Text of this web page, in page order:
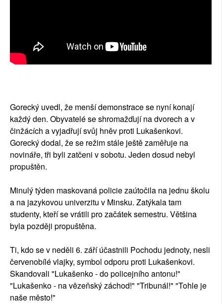
Gorecký uvedl, že menší demonstrace se nyní konají
každý den. Obyvatelé se shromažďují na dvorech a v
činžácích a vyjadřují svůj hněv proti Lukašenkovi.
Gorecký dodal, že se režim stále ještě zaměřuje na
novináře, tři byli zatčeni v sobotu. Jeden dosud nebyl
propuštěn.
Minulý týden maskovaná policie zaútočila na jednu školu
a na jazykovou univerzitu v Minsku. Zatýkala tam
studenty, kteří se vrátili pro začátek semestru. Většina
byla později propuštěna.
Ti, kdo se v neděli 6. září účastnili Pochodu jednoty, nesli
červenobílé vlajky, symbol odporu proti Lukašenkovi.
Skandovali "Lukašenko - do policejního antonu!"
"Lukašenko - na vězeňský záchod!" "Tribunál!" "Tohle je
naše město!"